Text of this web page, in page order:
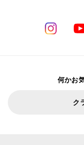
何かお
ク